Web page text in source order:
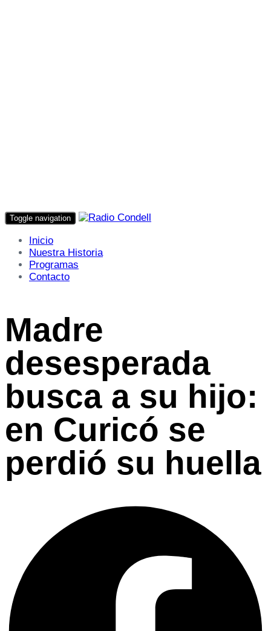
Toggle navigation
Inicio
Nuestra Historia
Programas
Contacto
Madre
desesperada
busca a su hijo:
en Curicó se
perdió su huella